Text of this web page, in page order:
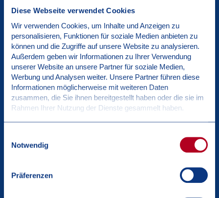
Diese Webseite verwendet Cookies
Wir verwenden Cookies, um Inhalte und Anzeigen zu
personalisieren, Funktionen für soziale Medien anbieten zu
können und die Zugriffe auf unsere Website zu analysieren.
Außerdem geben wir Informationen zu Ihrer Verwendung
unserer Website an unsere Partner für soziale Medien,
Werbung und Analysen weiter. Unsere Partner führen diese
Informationen möglicherweise mit weiteren Daten
zusammen, die Sie ihnen bereitgestellt haben oder die sie im
Rahmen Ihrer Nutzung der Dienste gesammelt haben.
Notwendig
Präferenzen
Endprodukts.
LIEFERANTENMANAGEMENT
Wir arbeiten nur mit vertrauenswürdigen Lieferanten
zusammen, die unser Engagement für Qualität teilen.
Unsere Lieferanten werden strengen Audits und
EINHALTUNG GESETZLICHER VORSCHRIFTEN